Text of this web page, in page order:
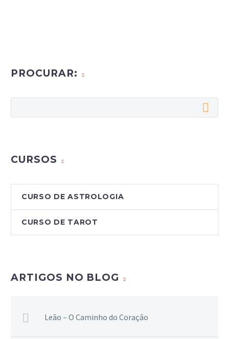
PROCURAR:
CURSOS
CURSO DE ASTROLOGIA
CURSO DE TAROT
ARTIGOS NO BLOG
Leão – O Caminho do Coração